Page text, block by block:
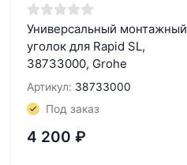
Универсальный монтажный
уголок для Rapid SL,
38733000, Grohe
Артикул: 38733000
Под заказ
4 200 ₽